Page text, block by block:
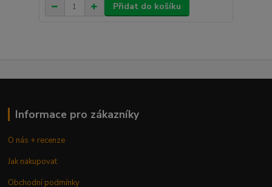
Přidat do košíku
Informace pro zákazníky
O nás + recenze
Jak nakupovat
Obchodní podmínky